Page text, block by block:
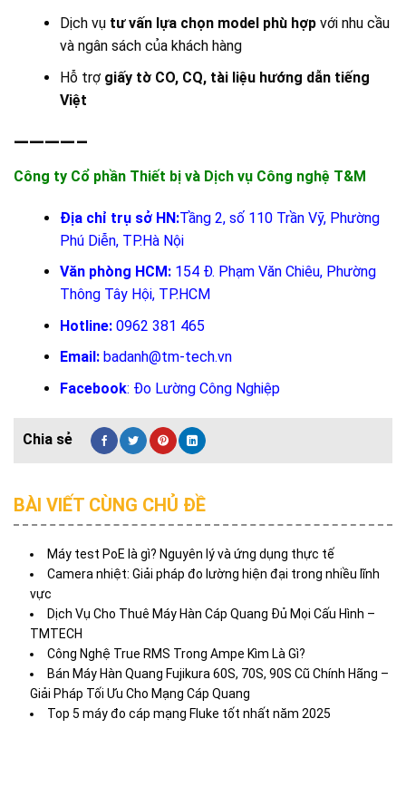
Dịch vụ tư vấn lựa chọn model phù hợpvới nhu cầu
và ngân sách của khách hàng
Hỗ trợ giấy tờ CO, CQ, tài liệu hướng dẫn tiếng
Việt
————–
Công ty Cổ phần Thiết bị và Dịch vụ Công nghệ T&M
Địa chỉ trụ sở HN:Tầng 2, số 110 Trần Vỹ, Phường
Phú Diễn, TP.Hà Nội
Văn phòng HCM:154 Đ. Phạm Văn Chiêu, Phường
Thông Tây Hội, TP.HCM
Hotline: 0962 381 465
Email: badanh@tm-tech.vn
Facebook: Đo Lường Công Nghiệp
BÀI VIẾT CÙNG CHỦ ĐỀ
Máy test PoE là gì? Nguyên lý và ứng dụng thực tế
Camera nhiệt: Giải pháp đo lường hiện đại trong nhiều lĩnh
vực
Dịch Vụ Cho Thuê Máy Hàn Cáp Quang Đủ Mọi Cấu Hình –
TMTECH
Công Nghệ True RMS Trong Ampe Kìm Là Gì?
Bán Máy Hàn Quang Fujikura 60S, 70S, 90S Cũ Chính Hãng –
Giải Pháp Tối Ưu Cho Mạng Cáp Quang
Top 5 máy đo cáp mạng Fluke tốt nhất năm 2025